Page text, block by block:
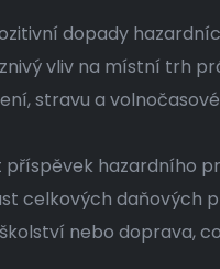
dopady
vliv na místní trh
stravu a
příspěvek hazardního
celkových daňových
nebo doprava,